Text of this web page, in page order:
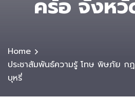
คร้อ จังห
Home
ประชาสัมพันธ์ความรู้ โทษ พิษภัย ก
บุหรี่